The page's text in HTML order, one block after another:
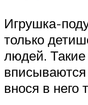
Игрушка-
только
людей.
внося в него